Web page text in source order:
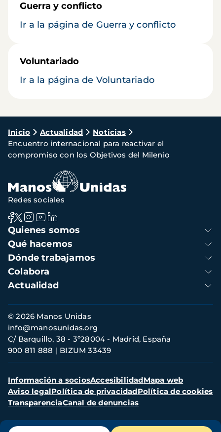
Guerra y conflicto
Ir a la página de Guerra y conflicto
Voluntariado
Ir a la página de Voluntariado
Ruta
de
navegación
Inicio Actualidad
Noticias
Encuentro internacional para reactivar el
compromiso con los Objetivos del Milenio
Navegación
principal
Quienes somos
Qué hacemos
Dónde trabajamos
Colabora
Actualidad
Redes sociales
Información
de
contacto
© 2026 Manos Unidas
C/ Barquillo, 38 - 3º28004 - Madrid, España
900 811 888
BIZUM 33439
info@manosunidas.org
Menú
secundario
Información a sociosAccesibilidadMapa web
Aviso legalPolítica de privacidadPolítica de cookies
TransparenciaCanal de denuncias